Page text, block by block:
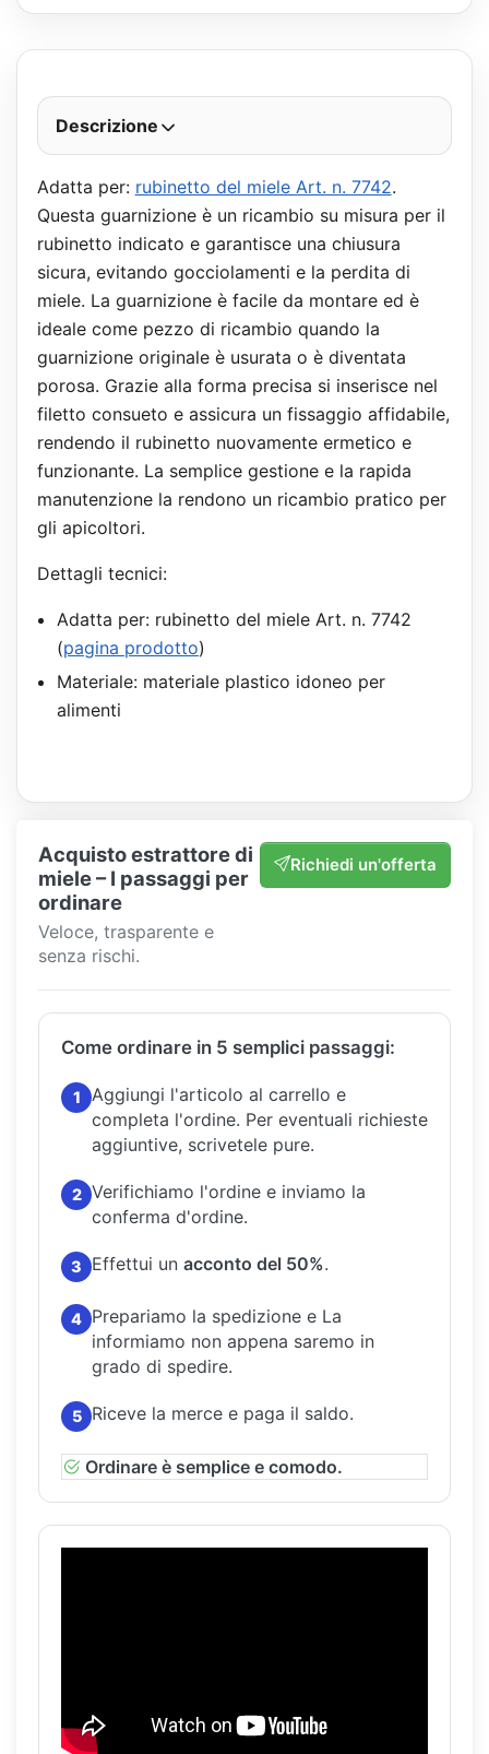
Descrizione
Adatta per: rubinetto del miele Art. n. 7742.
Questa guarnizione è un ricambio su misura per il
rubinetto indicato e garantisce una chiusura
sicura, evitando gocciolamenti e la perdita di
miele. La guarnizione è facile da montare ed è
ideale come pezzo di ricambio quando la
guarnizione originale è usurata o è diventata
porosa. Grazie alla forma precisa si inserisce nel
filetto consueto e assicura un fissaggio affidabile,
rendendo il rubinetto nuovamente ermetico e
funzionante. La semplice gestione e la rapida
manutenzione la rendono un ricambio pratico per
gli apicoltori.
Dettagli tecnici:
Adatta per: rubinetto del miele Art. n. 7742
(pagina prodotto)
Materiale: materiale plastico idoneo per
alimenti
Acquisto estrattore di
miele – I passaggi per
ordinare
Veloce, trasparente e
senza rischi.
Richiedi un'offerta
Come ordinare in 5 semplici passaggi:
1
Aggiungi l'articolo al carrello e
completa l'ordine. Per eventuali richieste
aggiuntive, scrivetele pure.
2 Verifichiamo l'ordine e inviamo la
conferma d'ordine.
3 Effettui un acconto del 50%.
4 Prepariamo la spedizione e La
informiamo non appena saremo in
grado di spedire.
5 Riceve la merce e paga il saldo.
Ordinare è semplice e comodo.